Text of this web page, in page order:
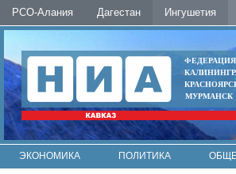
РСО-Алания Дагестан Ингушетия
ФЕДЕРАЦИЯ
МУРМАНСК
ЭКОНОМИКА ПОЛИТИКА